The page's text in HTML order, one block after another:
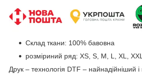
Склад ткани: 100% бавовна
розміриний ряд: XS, S, M, L, XL,
Друк – технологія DTF – найнадійніший